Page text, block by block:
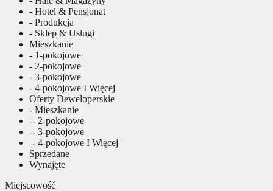
- Hotel & Pensjonat
- Produkcja
- Sklep & Usługi
Mieszkanie
- 1-pokojowe
- 2-pokojowe
- 3-pokojowe
- 4-pokojowe I Więcej
Oferty Deweloperskie
- Mieszkanie
-- 2-pokojowe
-- 3-pokojowe
-- 4-pokojowe I Więcej
Sprzedane
Wynajęte
Miejscowość